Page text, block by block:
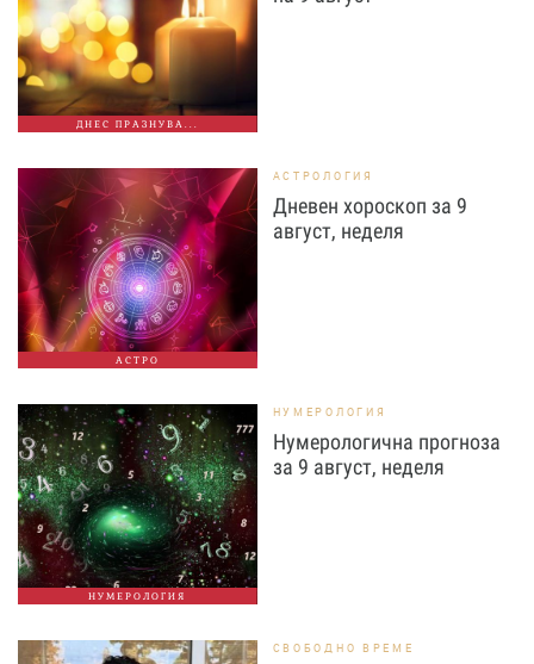
ДНЕС ПРАЗНУВА...
АСТРО
АСТРОЛОГИЯ
Дневен хороскоп за 9
август, неделя
НУМЕРОЛОГИЯ
НУМЕРОЛОГИЯ
Нумерологична прогноза
за 9 август, неделя
СВОБОДНО ВРЕМЕ